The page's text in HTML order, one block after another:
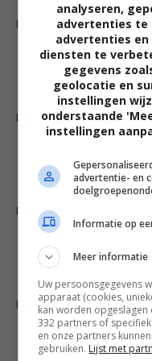
REAGEER
Sophia-
In het
ravotten.
REAGEER
Fijn
REAGEER
cbdkl-
lees
REAGEER
Heerlijk
verdiept
analyseren,
advertenties
advertenties
diensten te
gegevens
geolocatie en
instellingen
onderstaande
instellingen
advertentie- en
Informatie op
Meer informatie
Uw persoonsgegevens
apparaat (cookies,
kan worden
332 partners of
en onze partners
gebruiken. Lijst met